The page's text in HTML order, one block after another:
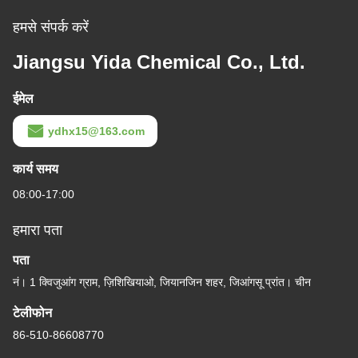
हमसे संपर्क करें
Jiangsu Yida Chemical Co., Ltd.
ईमेल
ydhx15@163.com
कार्य समय
08:00-17:00
हमारा पता
पता
नं। 1 क्विजुआंग ग्राम, ज़िशिखियाओ, जियानजिन शहर, जिआंगसू प्रांत। चीन
टेलीफोन
86-510-86608770